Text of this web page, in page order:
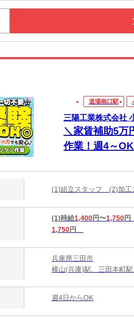
道場南口駅
三陽工業株式会社
＼家賃補助5万
作業！週4～
(1)組立スタッフ (2)加
(1)時給1,400円〜1,750円
1,750円
兵庫県三田市
横山(兵庫)駅、三田本町
週4日からOK